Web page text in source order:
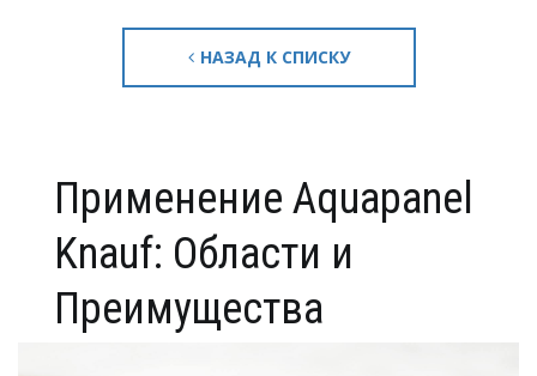
НАЗАД К СПИСКУ
Применение Aquapanel
Knauf: Области и
Преимущества